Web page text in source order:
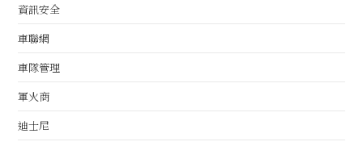
資訊安全
車聯網
車隊管理
軍火商
迪士尼